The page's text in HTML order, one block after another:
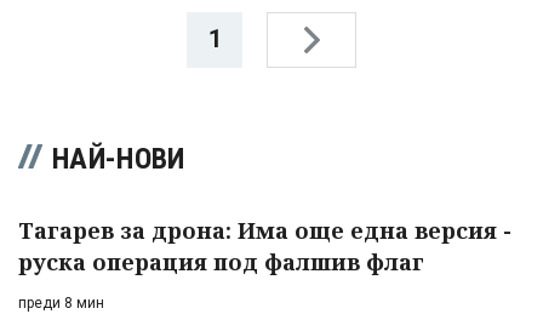
1
НАЙ-НОВИ
Тагарев за дрона: Има още една версия -
руска операция под фалшив флаг
преди 8 мин